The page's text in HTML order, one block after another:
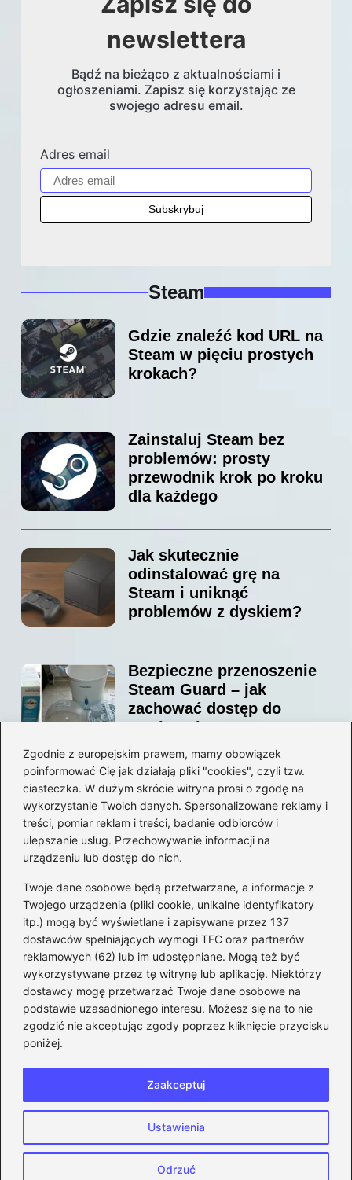
Zgodnie z europejskim prawem, mamy obowiązek
poinformować Cię jak działają pliki "cookies", czyli tzw.
ciasteczka. W dużym skrócie witryna prosi o zgodę na
wykorzystanie Twoich danych. Spersonalizowane reklamy i
treści, pomiar reklam i treści, badanie odbiorców i
ulepszanie usług. Przechowywanie informacji na
urządzeniu lub dostęp do nich.
Twoje dane osobowe będą przetwarzane, a informacje z
Twojego urządzenia (pliki cookie, unikalne identyfikatory
itp.) mogą być wyświetlane i zapisywane przez 137
dostawców spełniających wymogi TFC oraz partnerów
reklamowych (62) lub im udostępniane. Mogą też być
wykorzystywane przez tę witrynę lub aplikację. Niektórzy
dostawcy mogę przetwarzać Twoje dane osobowe na
podstawie uzasadnionego interesu. Możesz się na to nie
zgodzić nie akceptując zgody poprzez kliknięcie przycisku
poniżej.
Ustawienia
Odrzuć
Zaakceptuj
newslettera
Bądź na bieżąco z aktualnościami i
ogłoszeniami. Zapisz się korzystając ze
swojego adresu email.
Adres email
Steam
Gdzie znaleźć kod URL na
Steam w pięciu prostych
krokach?
Zainstaluj Steam bez
problemów: prosty
przewodnik krok po kroku
dla każdego
Jak skutecznie
odinstalować grę na
Steam i uniknąć
problemów z dyskiem?
Bezpieczne przenoszenie
Steam Guard – jak
zachować dostęp do
swojego konta?
Jak bez stresu zmienić
adres email na Steam –
prosty przewodnik krok po
kroku
Kategorie
CS:GO(26)
FIFA(90)
Forza Horizon(22)
Gry(186)
Modyfikacje(42)
Spolszczenia(101)
Copyright © 2026 eFIFA.pl
Prywatność
Zasady użytkowania
Napisz do nas